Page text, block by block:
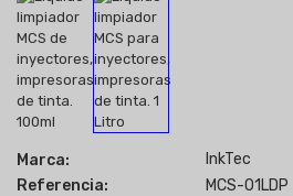
Marca:
InkTec
Referencia:
MCS-01LDP